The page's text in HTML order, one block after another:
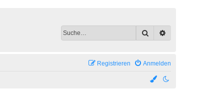
Suche
Anmelden
Registrieren